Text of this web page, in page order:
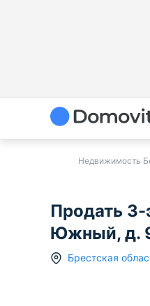
Недвижимость
Продать 3-
Южный, д.
Брестская